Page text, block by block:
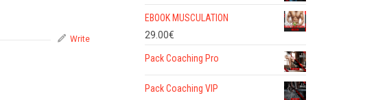
Write
EBOOK MUSCULATION
29.00€
Pack Coaching Pro
Pack Coaching VIP